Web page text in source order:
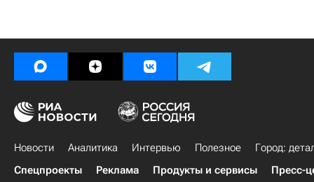
Новости Аналитика Интервью Полезное
Город:
Спецпроекты
Реклама Продукты и сервисы Пресс-